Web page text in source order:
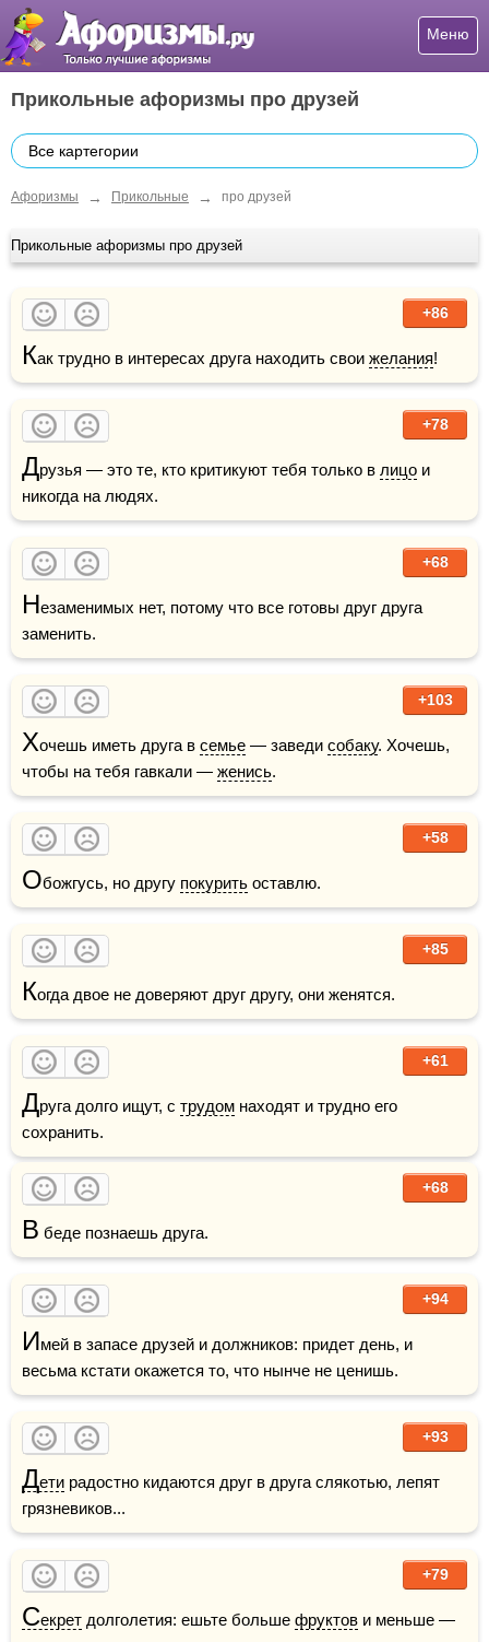
Меню
Прикольные афоризмы про друзей
Все картегории
Афоризмы → Прикольные → про друзей
Прикольные афоризмы про друзей
+86
Как трудно в интересах друга находить свои желания!
+78
Друзья — это те, кто критикуют тебя только в лицо и
никогда на людях.
+68
Незаменимых нет, потому что все готовы друг друга
заменить.
+103
Хочешь иметь друга в семье — заведи собаку. Хочешь,
чтобы на тебя гавкали — женись.
+58
Обожгусь, но другу покурить оставлю.
+85
Когда двое не доверяют друг другу, они женятся.
+61
Друга долго ищут, с трудом находят и трудно его
сохранить.
+68
В беде познаешь друга.
+94
Имей в запасе друзей и должников: придет день, и
весьма кстати окажется то, что нынче не ценишь.
+93
Дети радостно кидаются друг в друга слякотью, лепят
грязневиков...
+79
Секрет долголетия: ешьте больше фруктов и меньше —